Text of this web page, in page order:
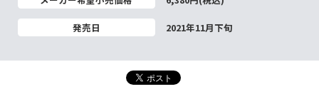
発売日 2021年11月下旬